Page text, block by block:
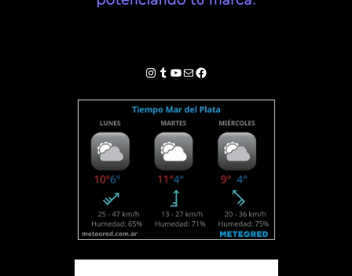
Instagram
Tumblr
YouTube
Correo electrónico
Facebook